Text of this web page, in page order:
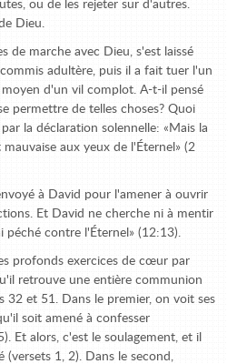
ou de les rejeter sur d'autres.
Dieu.
de marche avec Dieu, s'est laissé
adultère, puis il a fait tuer l'un
d'un vil complot. A-t-il pensé
permettre de telles choses? Quoi
la déclaration solennelle: «Mais la
aux yeux de l'Éternel» (2
à David pour l'amener à ouvrir
Et David ne cherche ni à mentir
péché contre l'Éternel» (12:13).
profonds exercices de cœur par
retrouve une entière communion
32 et 51. Dans le premier, on voit ses
soit amené à confesser
Et alors, c'est le soulagement, et il
1, 2). Dans le second,